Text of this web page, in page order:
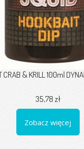
CRAB & KRILL 100ml
35,78 zł
Zobacz więcej